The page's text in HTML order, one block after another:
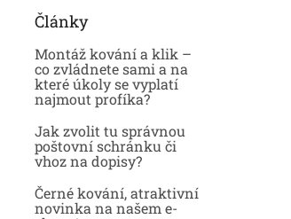
Články
Montáž kování a klik –
co zvládnete sami a na
které úkoly se vyplatí
najmout profíka?
Jak zvolit tu správnou
poštovní schránku či
vhoz na dopisy?
Černé kování, atraktivní
novinka na našem e-